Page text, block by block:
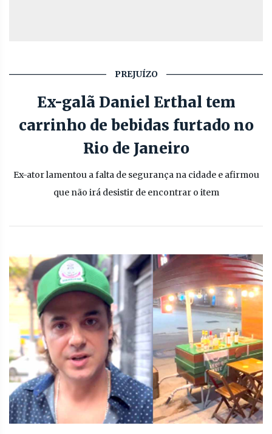
PREJUÍZO
Ex-galã Daniel Erthal tem
carrinho de bebidas furtado no
Rio de Janeiro
Ex-ator lamentou a falta de segurança na cidade e afirmou
que não irá desistir de encontrar o item